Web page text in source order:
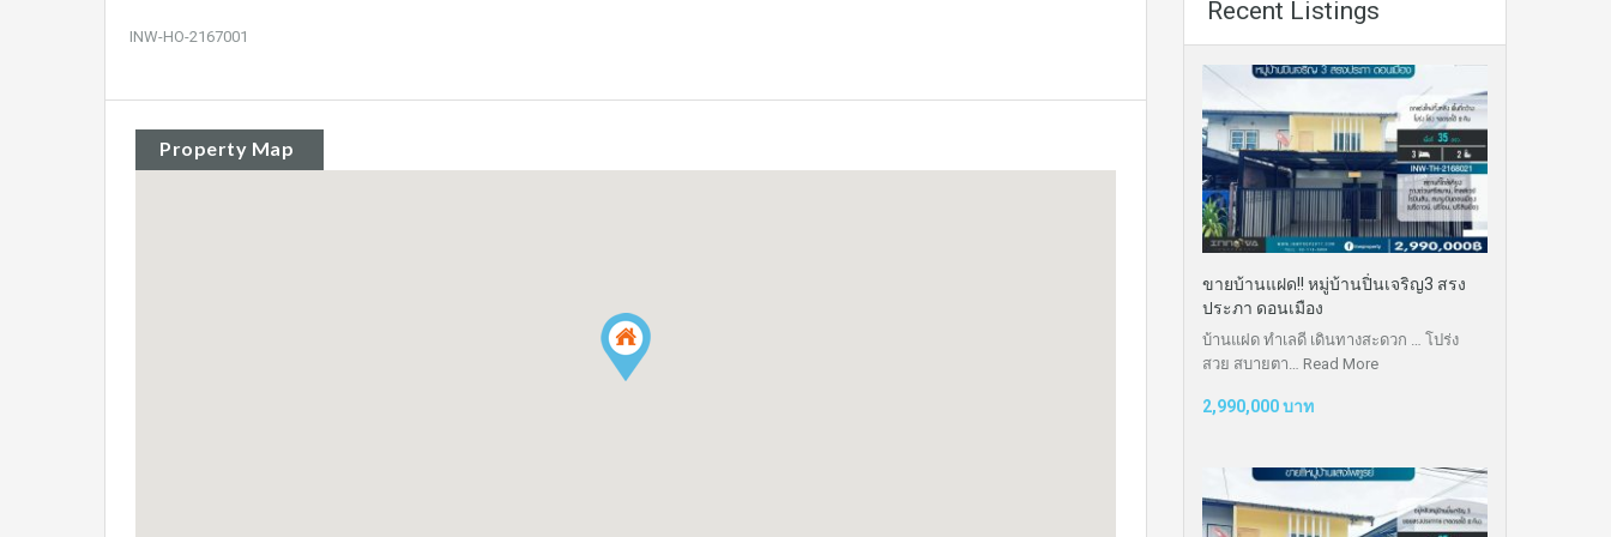
INW-HO-2167001
Property Map
Recent Listings
ขายบ้านแฝด!! หมู่บ้านปิ่นเจริญ3 สรง
ประภา ดอนเมือง
บ้านแฝด ทำเลดี เดินทางสะดวก … โปร่ง
สวย สบายตา… Read More
2,990,000 บาท